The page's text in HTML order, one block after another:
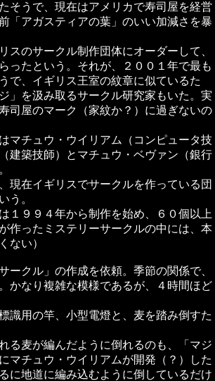
そうで、現在はアメリカで寿司屋を経営
「アガスティアの葉」のいい加減さを暴
スのサークル制作団体にオーダーして、
ったという。それが、２００１年で最も
で、イギリス王室の紋章に似ているた
」を汲み取るサークル研究家もいた。実
司屋のマーク（家紋か？）に過ぎないの
マチュウ・ウイリアム（コンピュータ技
建築技師）とマチュウ・ベヴァン（銀行
現在イギリスでサークルを作っている団
う。
１９９４年から制作を始め、６０個以上
作ったミステリーサークルの中には、本
ない）
ークル」の作成を依頼。季節の関係で、
かなり複雑な模様であるが、４時間ほど
識用の竿、小型電燈と、麦を踏み倒すた
る麦が編んだように倒れるのも、「マジ
マチュウ・ウイリアムが開発（？）した
に地道に編み込むように倒しているだけ